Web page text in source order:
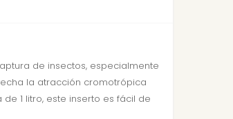
de insectos, especialmente
la atracción cromotrópica
1 litro, este inserto es fácil de